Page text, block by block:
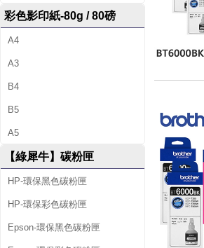
彩色影印紙-80g / 80磅
A4
A3
B4
B5
A5
【綠犀牛】碳粉匣
HP-環保黑色碳粉匣
HP-環保彩色碳粉匣
Epson-環保黑色碳粉匣